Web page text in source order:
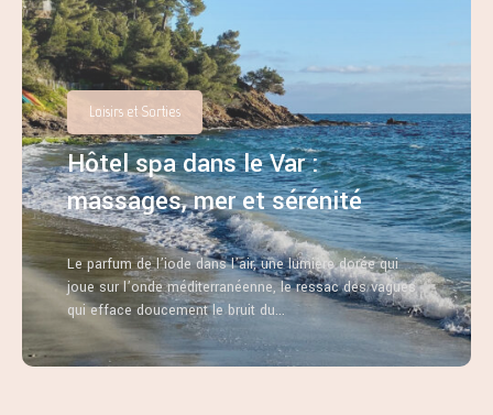
Loisirs et Sorties
Hôtel spa dans le Var :
massages, mer et sérénité
Le parfum de l’iode dans l’air, une lumière dorée qui
joue sur l’onde méditerranéenne, le ressac des vagues
qui efface doucement le bruit du...